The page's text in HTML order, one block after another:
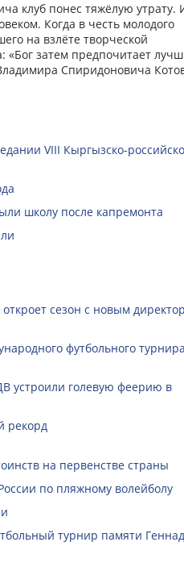
клуб понес тяжёлую утрату.
Когда в честь молодого
на взлёте творческой
«Бог затем предпочитает
Спиридоновича
VIII Кыргызско-
школу после капремонта
сезон с новым
футбольного турнира
устроили голевую феерию в
рекорд
на первенстве страны
по пляжному волейболу
турнир памяти